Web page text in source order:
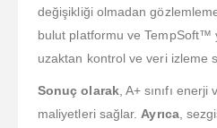
değişikliği olmadan
bulut platformu ve TempSoft™
uzaktan kontrol ve veri izleme
Sonuç olarak, A+ sınıfı
maliyetleri sağlar. Ayrıca,